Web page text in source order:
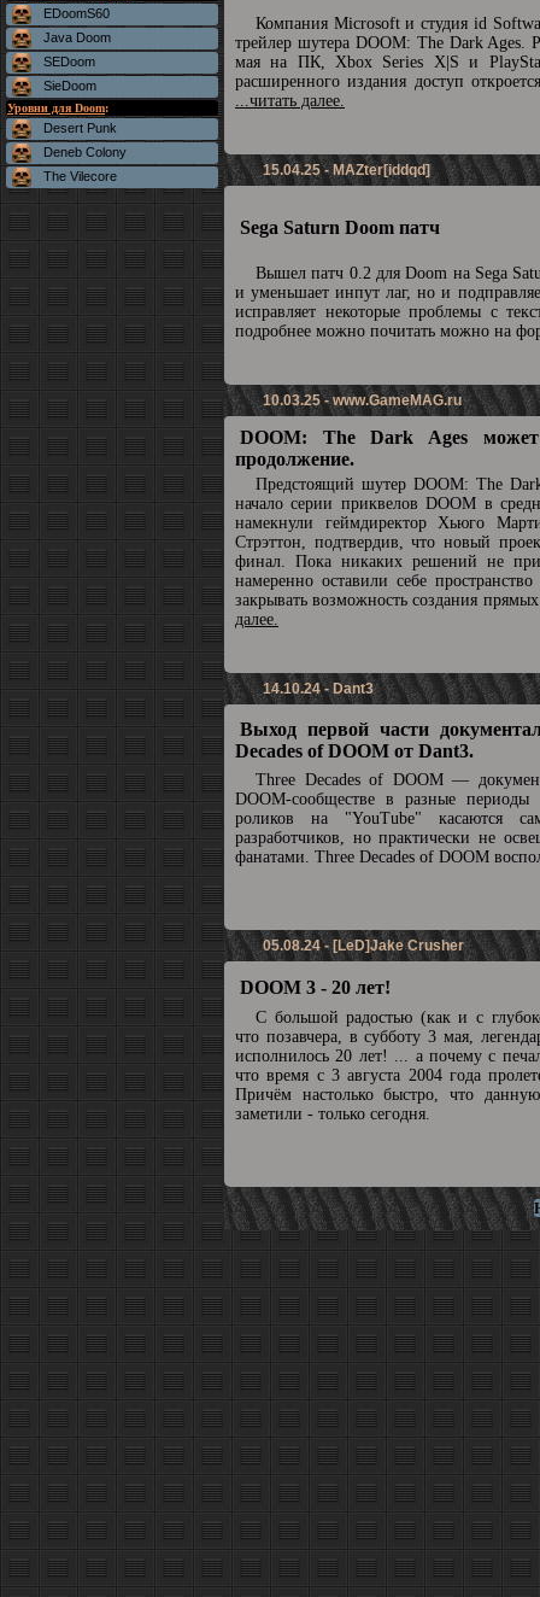
EDoomS60
Java Doom
SEDoom
SieDoom
Уровни для Doom:
Desert Punk
Deneb Colony
The Vilecore
Компания Microsoft и студия id
трейлер шутера DOOM: The Dark Ages.
мая на ПК, Xbox Series X|S и
расширенного издания доступ
...читать далее.
15.04.25 - MAZter[iddqd]
Sega Saturn Doom патч
Вышел патч 0.2 для Doom на Sega
и уменьшает инпут лаг, но и
исправляет некоторые проблемы с
подробнее можно почитать можно на
10.03.25 -www.GameMAG.ru
DOOM: The Dark Ages может
продолжение.
Предстоящий шутер DOOM: The
начало серии приквелов DOOM в
намекнули геймдиректор Хьюго
Стрэттон, подтвердив, что новый
финал. Пока никаких решений не
намеренно оставили себе
закрывать возможность создания
далее.
14.10.24 - Dant3
Выход первой части
Decades of DOOM от Dant3.
Three Decades of DOOM —
DOOM-сообществе в разные периоды
роликов на "YouTube" касаются
разработчиков, но практически не
фанатами. Three Decades of DOOM
05.08.24 - [LeD]Jake Crusher
DOOM 3 - 20 лет!
С большой радостью (как и с
что позавчера, в субботу 3 мая,
исполнилось 20 лет! ... а почему с
что время с 3 августа 2004 года
Причём настолько быстро, что
заметили - только сегодня.